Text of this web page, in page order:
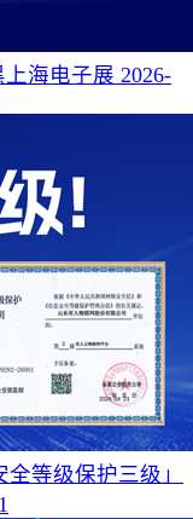
海电子展 2026-
等级保护三级」